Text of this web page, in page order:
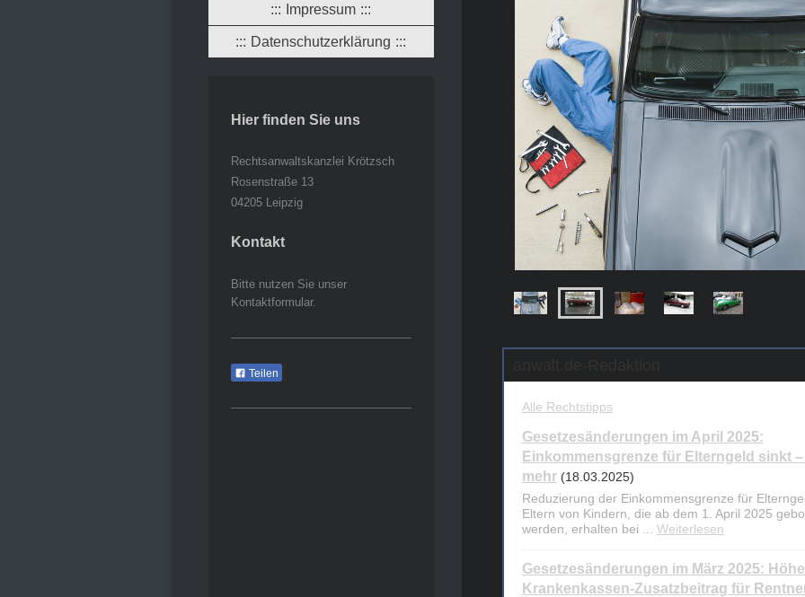
Impressum
Datenschutzerklärung
Hier finden Sie uns
Rechtsanwaltskanzlei Krötzsch
Rosenstraße 13
04205 Leipzig
Kontakt
Bitte nutzen Sie unser
Kontaktformular.
Teilen
Alle Rechtstipps
Gesetzesänderungen im April 2025:
Einkommensgrenze für Elterngeld sinkt
mehr (18.03.2025)
Reduzierung der Einkommensgrenze für
Eltern von Kindern, die ab dem 1. April 2025
werden, erhalten bei ... Weiterlesen
Gesetzesänderungen im März 2025:
Krankenkassen-Zusatzbeitrag für